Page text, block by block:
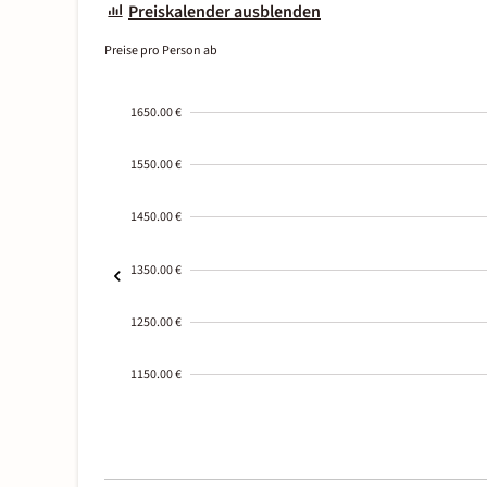
Preiskalender ausblenden
Preise pro Person ab
1650.00 €
1550.00 €
1450.00 €
1350.00 €
1250.00 €
1150.00 €
01-02